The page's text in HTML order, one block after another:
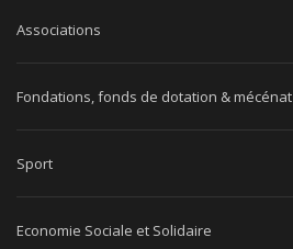
Associations
Fondations, fonds de dotation & mécénat
Sport
Economie Sociale et Solidaire